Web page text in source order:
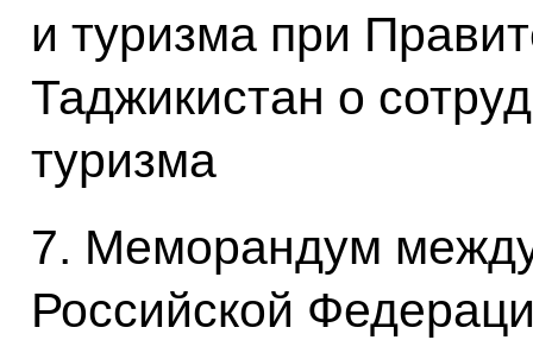
и туризма при
Таджикистан о
туризма
7. Меморандум
Российской